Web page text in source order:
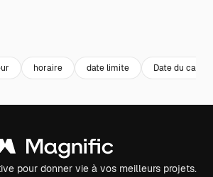
horaire date limite Date du
pour donner vie à vos meilleurs projets.